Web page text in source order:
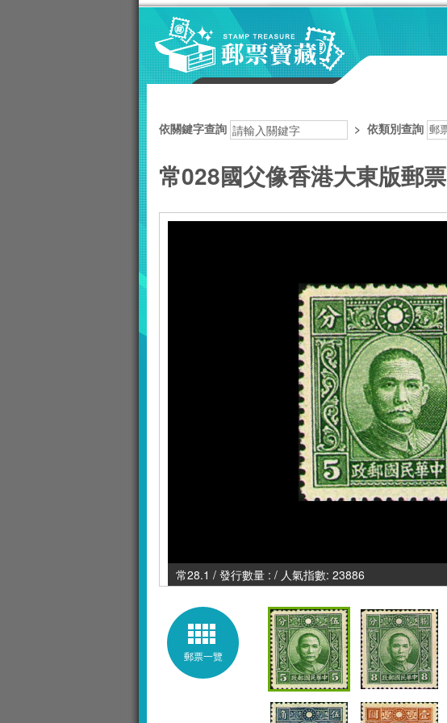
依關鍵字查詢 > 依類別查詢
常028國父像香港大東版郵票
常28.1 / 發行數量 : / 人氣指數: 23886
郵票一覽